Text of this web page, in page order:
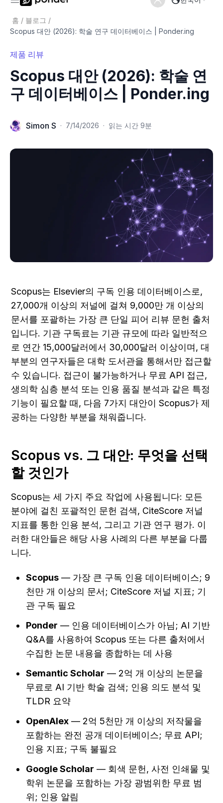
홈 / 블로그 /
Scopus 대안 (2026): 학술 연구 데이터베이스 | Ponder.ing
제품 리뷰
Scopus 대안 (2026): 학술 연
구 데이터베이스 | Ponder.ing
Simon S · 7/14/2026 · 읽는 시간 9분
Scopus는 Elsevier의 구독 인용 데이터베이스로,
27,000개 이상의 저널에 걸쳐 9,000만 개 이상의
문서를 포괄하는 가장 큰 단일 피어 리뷰 문헌 출처
입니다. 기관 구독료는 기관 규모에 따라 일반적으
로 연간 15,000달러에서 30,000달러 이상이며, 대
부분의 연구자들은 대학 도서관을 통해서만 접근할
수 있습니다. 접근이 불가능하거나 무료 API 접근,
생의학 심층 분석 또는 인용 품질 분석과 같은 특정
기능이 필요할 때, 다음 7가지 대안이 Scopus가 제
공하는 다양한 부분을 채워줍니다.
Scopus vs. 그 대안: 무엇을 선택
할 것인가
Scopus는 세 가지 주요 작업에 사용됩니다: 모든
분야에 걸친 포괄적인 문헌 검색, CiteScore 저널
지표를 통한 인용 분석, 그리고 기관 연구 평가. 이
러한 대안들은 해당 사용 사례의 다른 부분을 다룹
니다.
Scopus — 가장 큰 구독 인용 데이터베이스; 9
천만 개 이상의 문서; CiteScore 저널 지표; 기
관 구독 필요
Ponder — 인용 데이터베이스가 아님; AI 기반
Q&A를 사용하여 Scopus 또는 다른 출처에서
수집한 논문 내용을 종합하는 데 사용
Semantic Scholar — 2억 개 이상의 논문을
무료로 AI 기반 학술 검색; 인용 의도 분석 및
TLDR 요약
OpenAlex — 2억 5천만 개 이상의 저작물을
포함하는 완전 공개 데이터베이스; 무료 API;
인용 지표; 구독 불필요
Google Scholar — 회색 문헌, 사전 인쇄물 및
학위 논문을 포함하는 가장 광범위한 무료 범
위; 인용 알림